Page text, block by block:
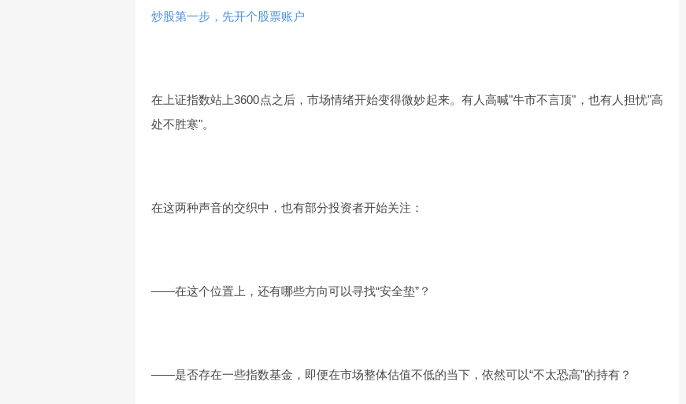
炒股第一步，先开个股票账户
在上证指数站上3600点之后，市场情绪开始变得微妙起来。有人高喊"牛市不言顶"，也有人担忧"高
处不胜寒"。
在这两种声音的交织中，也有部分投资者开始关注：
——在这个位置上，还有哪些方向可以寻找“安全垫”？
——是否存在一些指数基金，即便在市场整体估值不低的当下，依然可以“不太恐高”的持有？